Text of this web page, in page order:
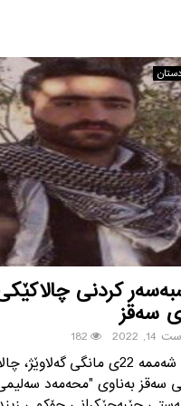
کردنی
سه‌قز
2022
182
ڕۆژی شەممە 22ی مانگی